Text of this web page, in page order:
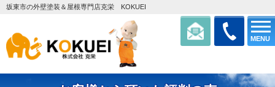
MENU
坂東市の外壁塗装＆屋根専門店克栄 KOKUEI